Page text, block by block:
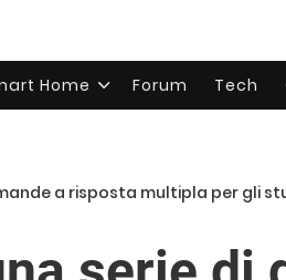
Home Forum Tech
a risposta multipla per gli